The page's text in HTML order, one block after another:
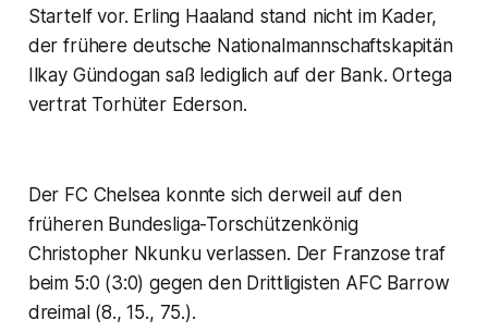
Startelf vor. Erling Haaland stand nicht im Kader,
der frühere deutsche Nationalmannschaftskapitän
Ilkay Gündogan saß lediglich auf der Bank. Ortega
vertrat Torhüter Ederson.
Der FC Chelsea konnte sich derweil auf den
früheren Bundesliga-Torschützenkönig
Christopher Nkunku verlassen. Der Franzose traf
beim 5:0 (3:0) gegen den Drittligisten AFC Barrow
dreimal (8., 15., 75.).